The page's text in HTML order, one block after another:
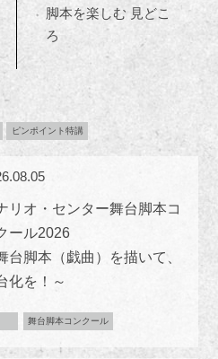
脚本を楽しむ 見どこ
ろ
ピンポイント特講
リオ・センター舞台脚本コ
ール2026
台脚本（戯曲）を描いて、
化を！～
舞台脚本コンクール